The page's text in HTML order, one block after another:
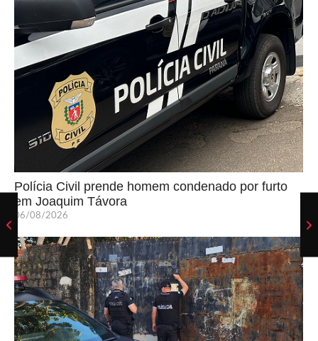
Polícia Civil prende homem condenado por furto
em Joaquim Távora
06/08/2026